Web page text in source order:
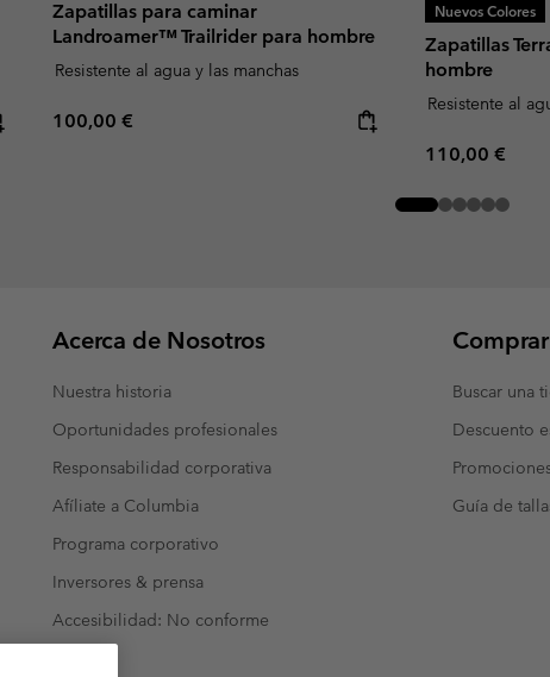
Zapatillas para caminar
Landroamer™ Trailrider para hombre
Resistente al agua y las manchas
Regular price:
100,00 €
Nuevos Colores
Zapatillas
hombre
Resistente al
Regular price:
110,00 €
Acerca de Nosotros
Nuestra historia
Oportunidades profesionales
Responsabilidad corporativa
Afíliate a Columbia
Programa corporativo
Inversores & prensa
Accesibilidad: No conforme
Comprar
Buscar una
Descuento
Guía de